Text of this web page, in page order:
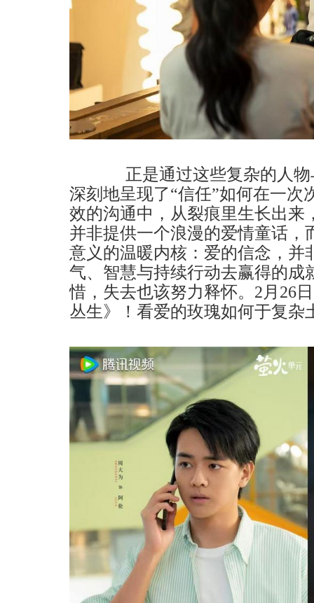
正是通过这些复杂的人物
深刻地呈现了“信任”如何在一次
效的沟通中，从裂痕里生长出来
并非提供一个浪漫的爱情童话，
意义的温暖内核：爱的信念，并
气、智慧与持续行动去赢得的成
惜，失去也该努力释怀。2月26
丛生》！看爱的玫瑰如何于复杂